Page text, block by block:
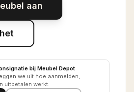
aan
bij Meubel Depot
we uit hoe aanmelden,
uitbetalen werkt.